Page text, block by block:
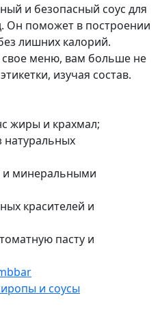
и безопасный соус для
Он поможет в построении
лишних калорий.
свое меню, вам больше не
изучая состав.
жиры и крахмал;
натуральных
минеральными
красителей и
пасту и
и соусы